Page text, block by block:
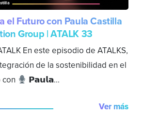
el Futuro con Paula Castilla
Group | ATALK 33
En este episodio de ATALKS,
de la sostenibilidad en el
𝗣𝗮𝘂𝗹𝗮...
Ver más